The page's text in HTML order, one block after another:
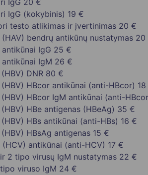
IgG 20 €
IgG (kokybinis) 19 €
testo atlikimas ir įvertinimas 20 €
bendrų antikūnų nustatymas 20
IgG 25 €
IgM 26 €
DNR 80 €
HBcor antikūnai (anti-HBcor)
HBcor IgM antikūnai (anti-
HBe antigenas (HBeAg) 35 €
HBs antikūnai (anti-HBs) 16 €
HBsAg antigenas 15 €
antikūnai (anti-HCV) 17 €
2 tipo virusų IgM nustatymas 22 €
viruso IgM 24 €